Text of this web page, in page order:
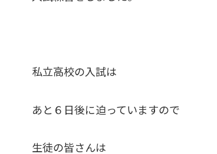
私立高校の入試は
あと６日後に迫っていますので
生徒の皆さんは